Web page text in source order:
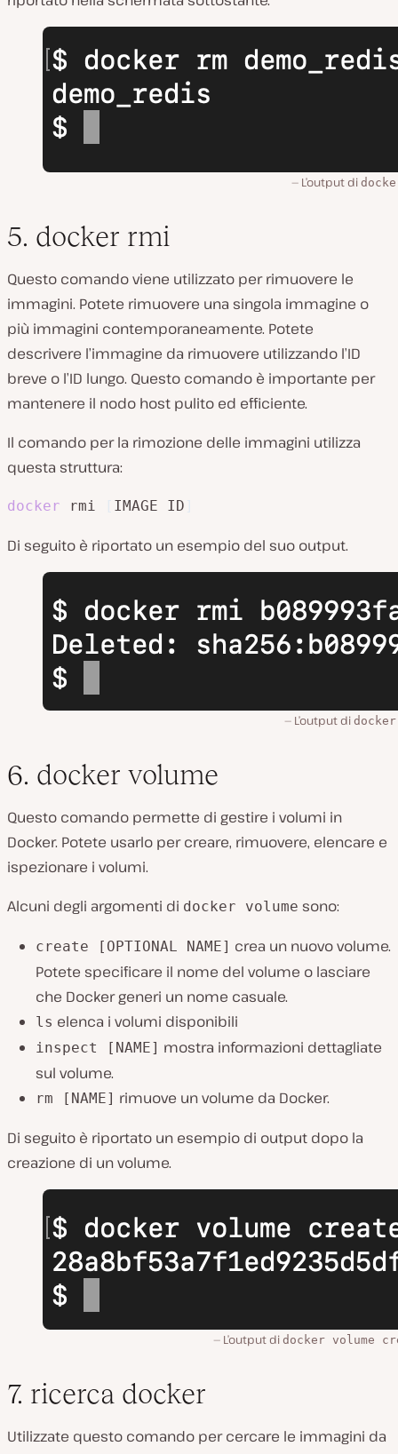
L’output di
5. docker rmi
Questo comando viene utilizzato per rimuovere le
immagini. Potete rimuovere una singola immagine o
più immagini contemporaneamente. Potete
descrivere l’immagine da rimuovere utilizzando l’ID
breve o l’ID lungo. Questo comando è importante per
mantenere il nodo host pulito ed efficiente.
Il comando per la rimozione delle immagini utilizza
questa struttura:
docker rmi IMAGE ID
Di seguito è riportato un esempio del suo output.
L’output di
6. docker volume
Questo comando permette di gestire i volumi in
Docker. Potete usarlo per creare, rimuovere, elencare e
ispezionare i volumi.
Alcuni degli argomenti di docker volume sono:
create [OPTIONAL NAME] crea un nuovo volume.
Potete specificare il nome del volume o lasciare
che Docker generi un nome casuale.
ls elenca i volumi disponibili
inspect [NAME] mostra informazioni dettagliate
sul volume.
rm [NAME] rimuove un volume da Docker.
Di seguito è riportato un esempio di output dopo la
creazione di un volume.
L’output di docker volume
7. ricerca docker
Utilizzate questo comando per cercare le immagini da